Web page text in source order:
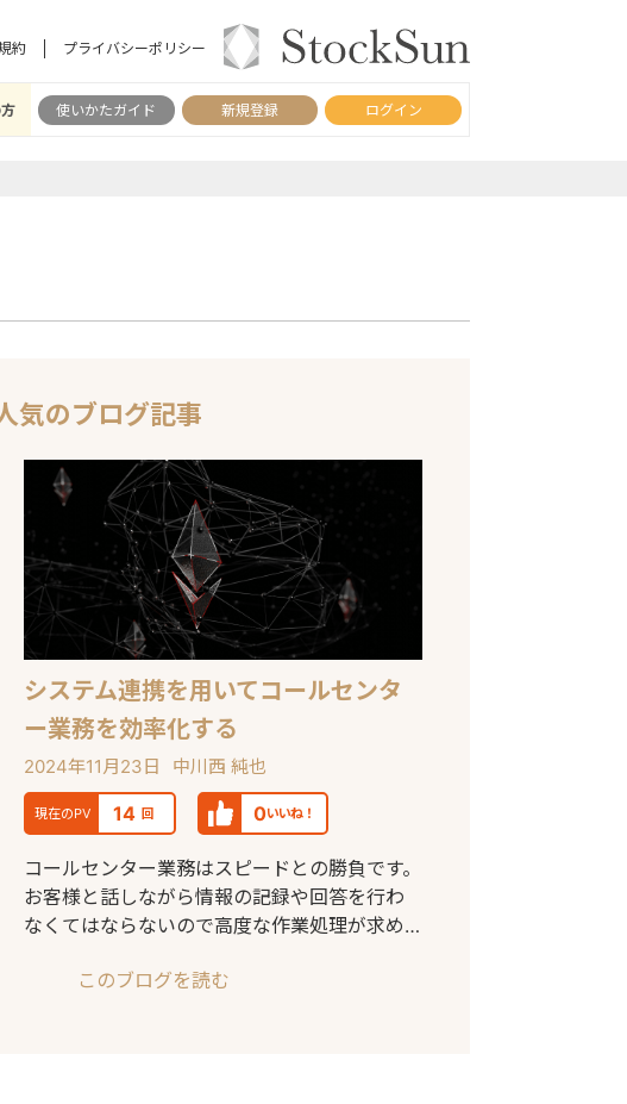
約 プライバシーポリシー
使いかたガイド 新規登録 ログイン
気のブログ記事
システム連携を用いてコールセンタ
ー業務を効率化する
2024年11月23日 中川西 純也
現在のPV 14 回 0いいね！
コールセンター業務はスピードとの勝負です。
お客様と話しながら情報の記録や回答を行わ
なくてはならないので高度な作業処理が求め
このブログを読む